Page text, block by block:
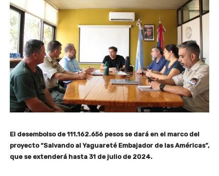
El desembolso de 111.162.656 pesos se dará en el marco del
proyecto “Salvando al Yaguareté Embajador de las Américas”,
que se extenderá hasta 31 de julio de 2024.